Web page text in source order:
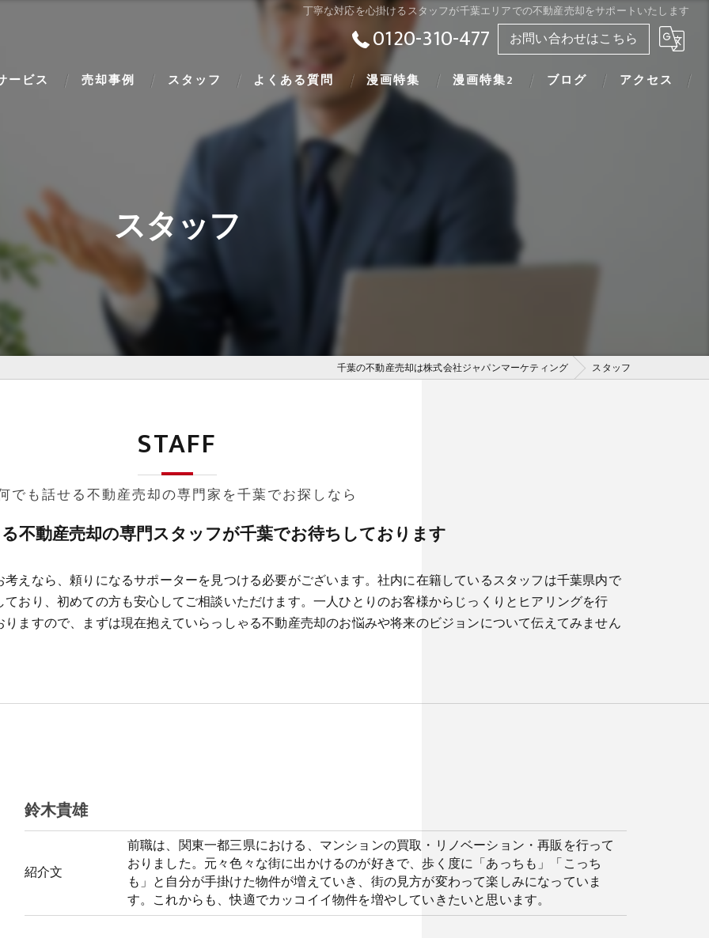
丁寧な対応を心掛けるスタッフが千葉エリアでの不動産売却をサポートいたします
0120-310-477 お問い合わせはこちら
ービス 売却事例 スタッフ よくある質問 漫画特集 漫画特集2 ブログ アクセス
スタッフ
千葉の不動産売却は株式会社ジャパンマーケティング スタッフ
でも話せる不動産売却の専門家を千葉でお探しなら
STAFF
不動産売却の専門スタッフが千葉でお待ちしております
えなら、頼りになるサポーターを見つける必要がございます。社内に在籍しているスタッフは千葉県内で
おり、初めての方も安心してご相談いただけます。一人ひとりのお客様からじっくりとヒアリングを行
ますので、まずは現在抱えていらっしゃる不動産売却のお悩みや将来のビジョンについて伝えてみません
鈴木貴雄
紹介文
前職は、関東一都三県における、マンションの買取・リノベーション・再販を行って
おりました。元々色々な街に出かけるのが好きで、歩く度に「あっちも」「こっち
も」と自分が手掛けた物件が増えていき、街の見方が変わって楽しみになっていま
す。これからも、快適でカッコイイ物件を増やしていきたいと思います。